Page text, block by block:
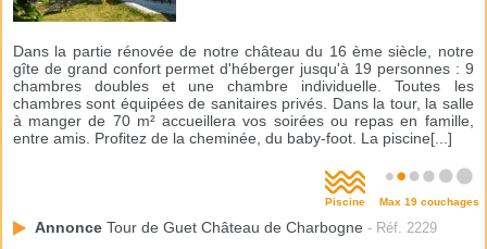
Dans la partie rénovée de notre château du 16 ème siècle, notre
gîte de grand confort permet d'héberger jusqu'à 19 personnes : 9
chambres doubles et une chambre individuelle. Toutes les
chambres sont équipées de sanitaires privés. Dans la tour, la salle
à manger de 70 m² accueillera vos soirées ou repas en famille,
entre amis. Profitez de la cheminée, du baby-foot. La piscine[...]
Piscine Max 19 couchages
Annonce Tour de Guet Château de Charbogne - Réf. 2229